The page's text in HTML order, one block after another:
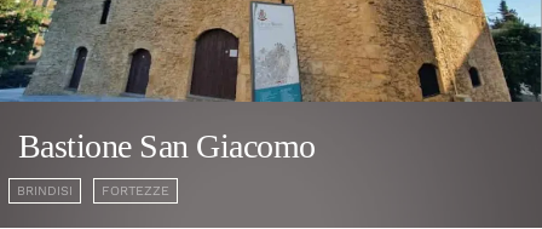
Bastione San Giacomo
BRINDISI FORTEZZE